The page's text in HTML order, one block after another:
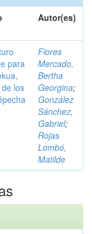
Autor(es)
para
los
Flores
Mercado,
Bertha
Georgina;
González
Sánchez,
Gabriel;
Rojas
Lombó,
Matilde